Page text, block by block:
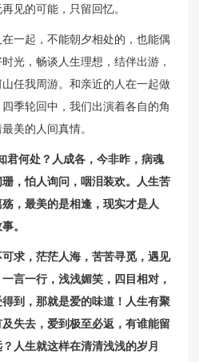
见的可能，只留回忆。
一起，不能朝夕相处的，也能偶
光，畅谈人生理想，结伴出游，
任我周游。和亲近的人在一起做
季轮回中，我们出演着各自的角
美的人间真情。
君何处？人成各，今非昨，病魂
，怕人询问，咽泪装欢。人生苦
，最美的是相逢，现实才是人
。
求，茫茫人海，苦苦寻觅，遇见
言一行，浅浅媚笑，四目相对，
到，那就是爱的味道！人生有聚
失去，爱到极至必返，有谁能留
人生就这样在清清浅浅的岁月